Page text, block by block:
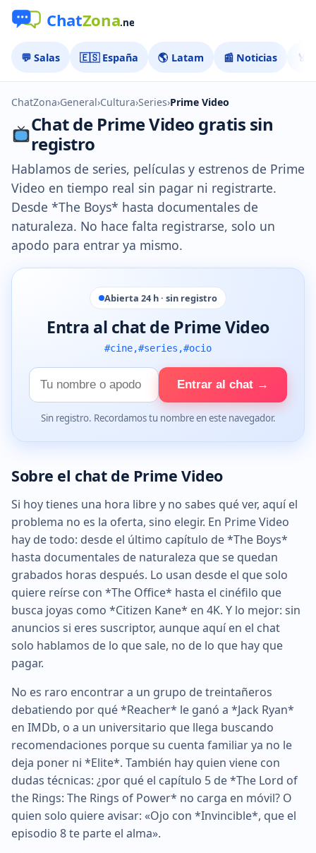
💬 Salas 🇪🇸 España 🌎 Latam 📰 Noticias 🏅
ChatZona›General›Cultura›Series›Prime Video
Chat de Prime Video gratis sin
registro
Hablamos de series, películas y estrenos de Prime
Video en tiempo real sin pagar ni registrarte.
Desde *The Boys* hasta documentales de
naturaleza. No hace falta registrarse, solo un
apodo para entrar ya mismo.
Abierta 24 h · sin registro
Entra al chat de Prime Video
#cine,#series,#ocio
Tu
nombre
Entrar al chat →
Sin registro. Recordamos tu nombre en este navegador.
Sobre el chat de Prime Video
Si hoy tienes una hora libre y no sabes qué ver, aquí el
problema no es la oferta, sino elegir. En Prime Video
hay de todo: desde el último capítulo de *The Boys*
hasta documentales de naturaleza que se quedan
grabados horas después. Lo usan desde el que solo
quiere reírse con *The Office* hasta el cinéfilo que
busca joyas como *Citizen Kane* en 4K. Y lo mejor: sin
anuncios si eres suscriptor, aunque aquí en el chat
solo hablamos de lo que sale, no de lo que hay que
pagar.
No es raro encontrar a un grupo de treintañeros
debatiendo por qué *Reacher* le ganó a *Jack Ryan*
en IMDb, o a un universitario que llega buscando
recomendaciones porque su cuenta familiar ya no le
deja poner ni *Elite*. También hay quien viene con
dudas técnicas: ¿por qué el capítulo 5 de *The Lord of
the Rings: The Rings of Power* no carga en móvil? O
quien solo quiere avisar: «Ojo con *Invincible*, que el
episodio 8 te parte el alma».